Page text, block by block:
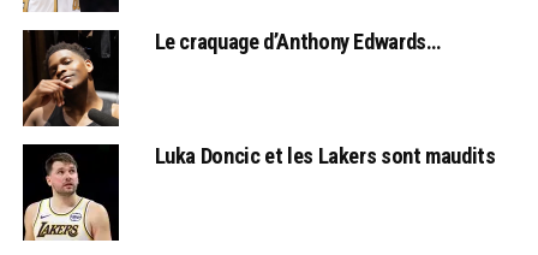
Le craquage d’Anthony Edwards…
Luka Doncic et les Lakers sont maudits